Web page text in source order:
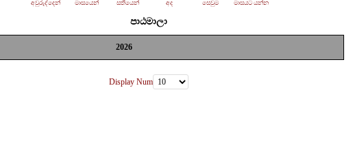
අවුරුද්දෙන් මාසයෙන් සතියෙන් අද සෙවුම මාසයට යන්න
පාඨමාලා
2026
Display Num